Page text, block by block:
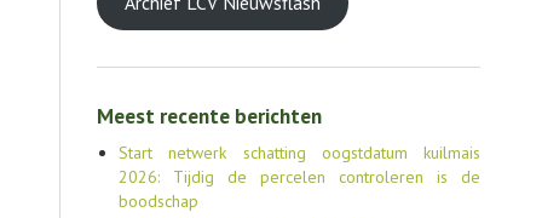
Meest recente berichten
Start netwerk schatting oogstdatum kuilmais
2026: Tijdig de percelen controleren is de
boodschap